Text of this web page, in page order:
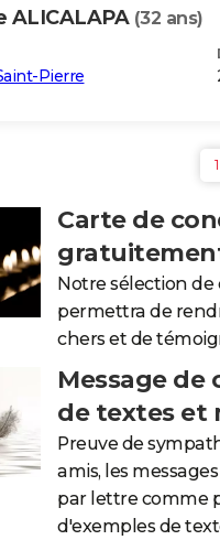
ALICALAPA (32 ans)
Pierre
1
Carte de
Notre sélection
permettra de
chers et de
Message de
de textes et
Preuve de
amis, les
par lettre comme
d'exemples de